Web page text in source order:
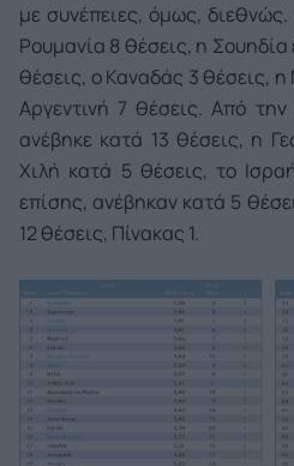
με συνέπειες, όμως,
Ρουμανία 8 θέσεις, η
θέσεις, ο Καναδάς 3 θέσεις,
Αργεντινή 7 θέσεις. Από
ανέβηκε κατά 13 θέσεις, η
Χιλή κατά 5 θέσεις, το
επίσης, ανέβηκαν κατά 5
12 θέσεις, Πίνακας 1.